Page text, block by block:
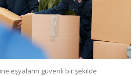
eşyaların güvenli bir şekilde